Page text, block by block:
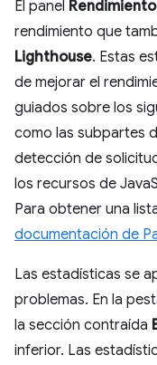
El panel Rendimiento
rendimiento que
Lighthouse. Estas
de mejorar el
guiados sobre los
como las subpartes
detección de
los recursos de
Para obtener una
documentación de
Las estadísticas se
problemas. En la
la sección contraída
inferior. Las